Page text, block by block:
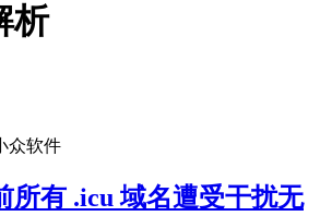
析
众软件
所有 .icu 域名遭受干扰无